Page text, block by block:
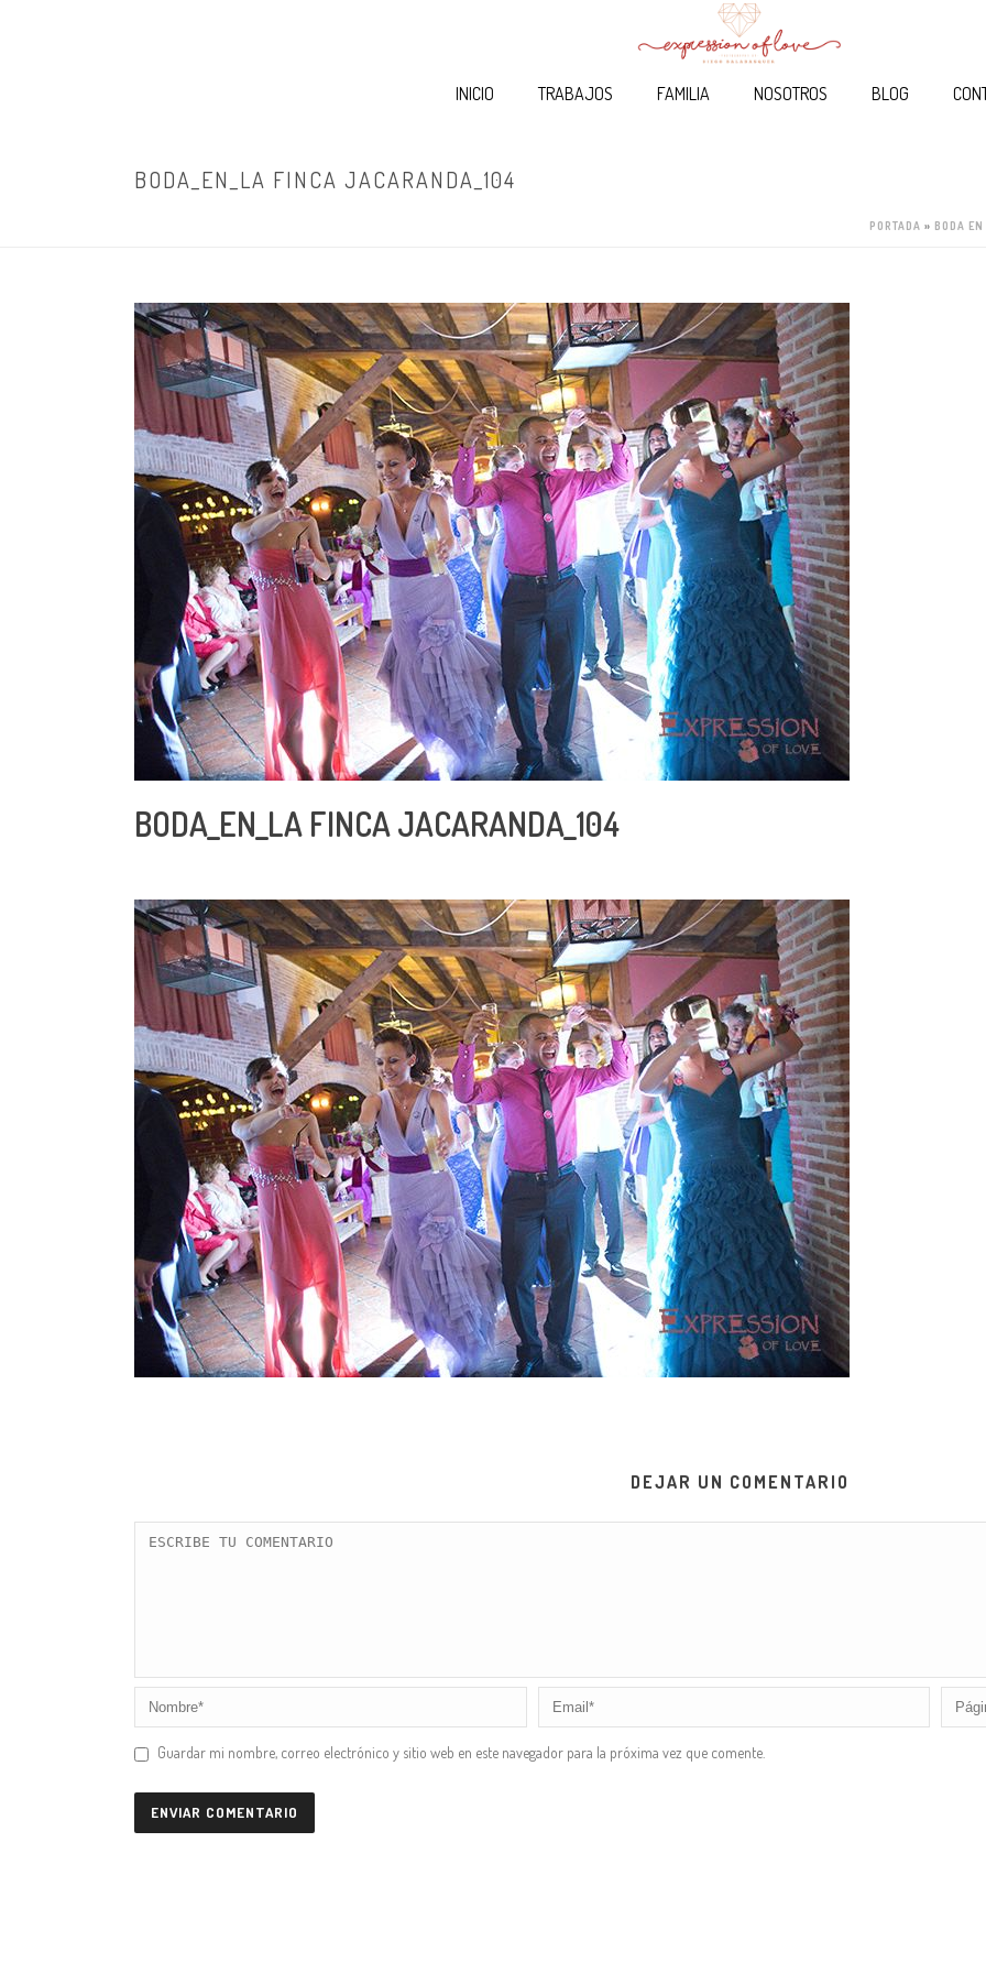
INICIO TRABAJOS FAMILIA NOSOTROS BLOG
BODA_EN_LA FINCA JACARANDA_104
PORTADA » BODA
BODA_EN_LA FINCA JACARANDA_104
DEJAR UN COMENTARIO
Guardar mi nombre, correo electrónico y sitio web en este navegador para la próxima vez que comente.